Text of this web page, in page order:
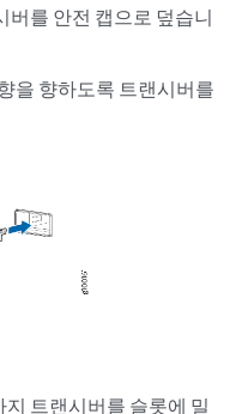
버를 안전 캡으로 덮습니
을 향하도록 트랜시버를
트랜시버를 슬롯에 밀